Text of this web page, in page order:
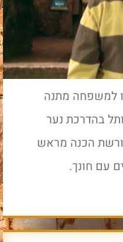
למשפחה מתנה
בהדרכת נער
הכנה מראש